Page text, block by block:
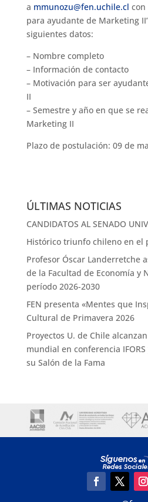
a mmunozu@fen.uchile.cl con
para ayudante de Marketing
siguientes datos:
– Nombre completo
– Información de contacto
– Motivación para ser
II
– Semestre y año en que se
Marketing II
Plazo de postulación: 09 de
ÚLTIMAS NOTICIAS
CANDIDATOS AL SENADO
Histórico triunfo chileno en el
Profesor Óscar Landerretche
de la Facultad de Economía y
período 2026-2030
FEN presenta «Mentes que
Cultural de Primavera 2026
Proyectos U. de Chile
mundial en conferencia
su Salón de la Fama